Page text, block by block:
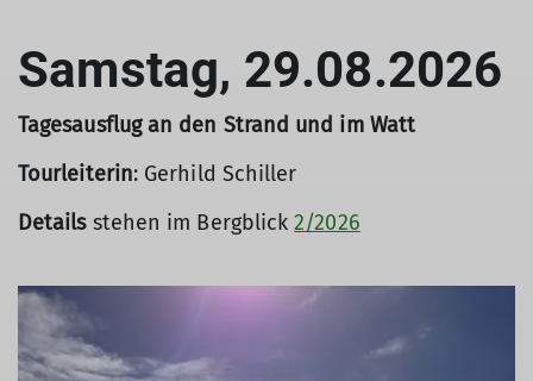
Samstag, 29.08.2026
Tagesausflug an den Strand und im Watt
Tourleiterin: Gerhild Schiller
Details stehen im Bergblick2/2026